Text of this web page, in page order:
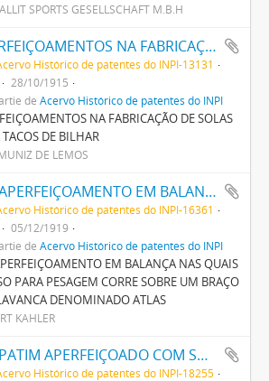
SPORTS GESELLSCHAFT M.B.H
APERFEIÇOAMENTOS NA FABRICAÇÃO DE SOLAS PARA TACOS DE BILHAR
Histórico de patentes do INPI-13131
28/10/1915
de Acervo Histórico de patentes do INPI
NA FABRICAÇÃO DE SOLAS
TACOS DE BILHAR
DE LEMOS
UM APERFEIÇOAMENTO EM BALANÇA NAS QUAES O PESO PARA PESAGEM CORRE SOBRE UM BRAÇO DE ALAVANCA DENOMINADO ATLAS
Histórico de patentes do INPI-16361
05/12/1919
de Acervo Histórico de patentes do INPI
EM BALANÇA NAS QUAIS
PARA PESAGEM CORRE SOBRE UM BRAÇO
DENOMINADO ATLAS
KAHLER
UM PATIM APERFEIÇOADO COM SOMENTE DUAS ROLDANAS
Histórico de patentes do INPI-18255